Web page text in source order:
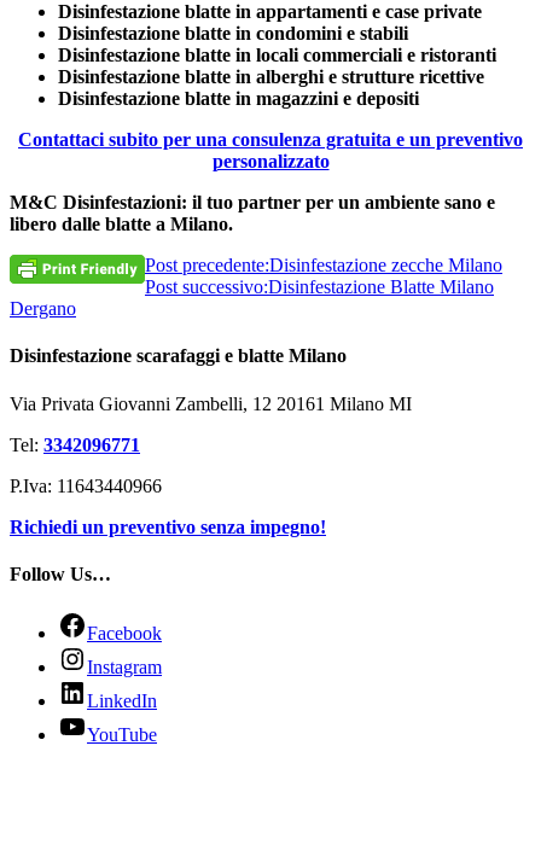
Disinfestazione blatte in appartamenti e case private
Disinfestazione blatte in condomini e stabili
Disinfestazione blatte in locali commerciali e ristoranti
Disinfestazione blatte in alberghi e strutture ricettive
Disinfestazione blatte in magazzini e depositi
Contattaci subito per una consulenza gratuita e un preventivo
personalizzato
M&C Disinfestazioni: il tuo partner per un ambiente sano e
libero dalle blatte a Milano.
Post precedente:Disinfestazione zecche Milano
Post successivo:Disinfestazione Blatte Milano
Dergano
Disinfestazione scarafaggi e blatte Milano
Via Privata Giovanni Zambelli, 12 20161 Milano MI
Tel: 3342096771
P.Iva: 11643440966
Richiedi un preventivo senza impegno!
Follow Us…
Facebook
Instagram
LinkedIn
YouTube